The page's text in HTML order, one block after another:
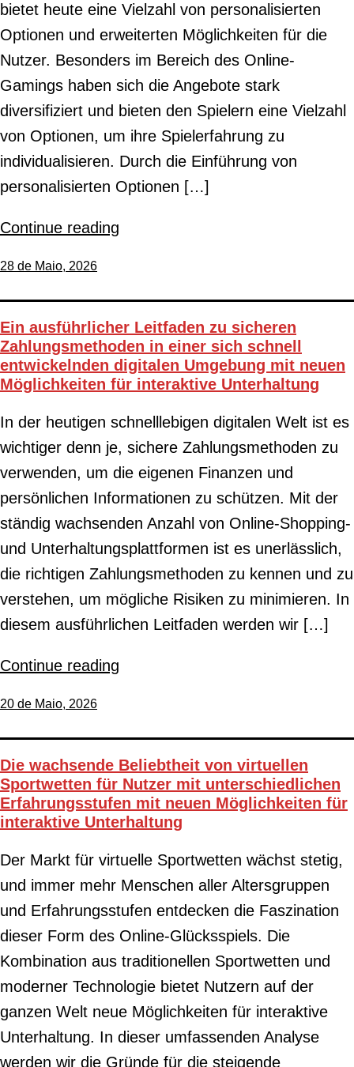
bietet heute eine Vielzahl von personalisierten
Optionen und erweiterten Möglichkeiten für die
Nutzer. Besonders im Bereich des Online-
Gamings haben sich die Angebote stark
diversifiziert und bieten den Spielern eine Vielzahl
von Optionen, um ihre Spielerfahrung zu
individualisieren. Durch die Einführung von
personalisierten Optionen […]
Continue reading
28 de Maio, 2026
Ein ausführlicher Leitfaden zu sicheren
Zahlungsmethoden in einer sich schnell
entwickelnden digitalen Umgebung mit neuen
Möglichkeiten für interaktive Unterhaltung
In der heutigen schnelllebigen digitalen Welt ist es
wichtiger denn je, sichere Zahlungsmethoden zu
verwenden, um die eigenen Finanzen und
persönlichen Informationen zu schützen. Mit der
ständig wachsenden Anzahl von Online-Shopping-
und Unterhaltungsplattformen ist es unerlässlich,
die richtigen Zahlungsmethoden zu kennen und zu
verstehen, um mögliche Risiken zu minimieren. In
diesem ausführlichen Leitfaden werden wir […]
Continue reading
20 de Maio, 2026
Die wachsende Beliebtheit von virtuellen
Sportwetten für Nutzer mit unterschiedlichen
Erfahrungsstufen mit neuen Möglichkeiten für
interaktive Unterhaltung
Der Markt für virtuelle Sportwetten wächst stetig,
und immer mehr Menschen aller Altersgruppen
und Erfahrungsstufen entdecken die Faszination
dieser Form des Online-Glücksspiels. Die
Kombination aus traditionellen Sportwetten und
moderner Technologie bietet Nutzern auf der
ganzen Welt neue Möglichkeiten für interaktive
Unterhaltung. In dieser umfassenden Analyse
werden wir die Gründe für die steigende